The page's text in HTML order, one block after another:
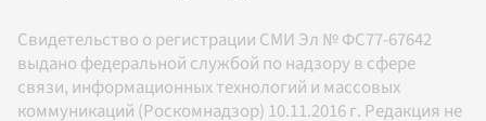
Свидетельство о регистрации СМИ Эл № ФС77-67642
выдано федеральной службой по надзору в сфере
связи, информационных технологий и массовых
коммуникаций (Роскомнадзор) 10.11.2016 г. Редакция не